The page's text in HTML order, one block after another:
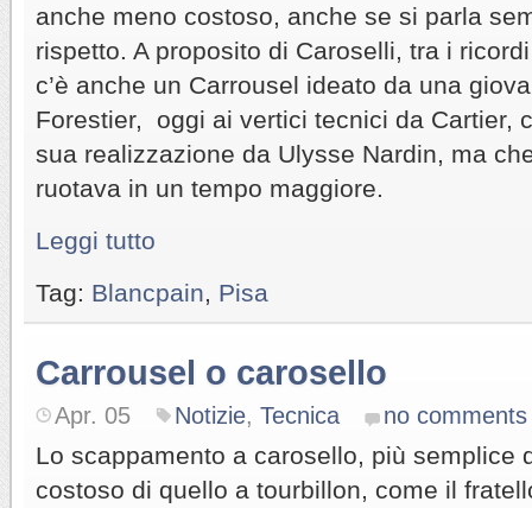
anche meno costoso, anche se si parla
rispetto. A proposito di Caroselli, tra i
c’è anche un Carrousel ideato da una
Forestier, oggi ai vertici tecnici da Cartier,
sua realizzazione da Ulysse Nardin, ma
ruotava in un tempo maggiore.
Leggi tutto
Tag: Blancpain, Pisa
Carrousel o carosello
Apr. 05 Notizie, Tecnica no comments
Lo scappamento a carosello, più semplice
costoso di quello a tourbillon, come il